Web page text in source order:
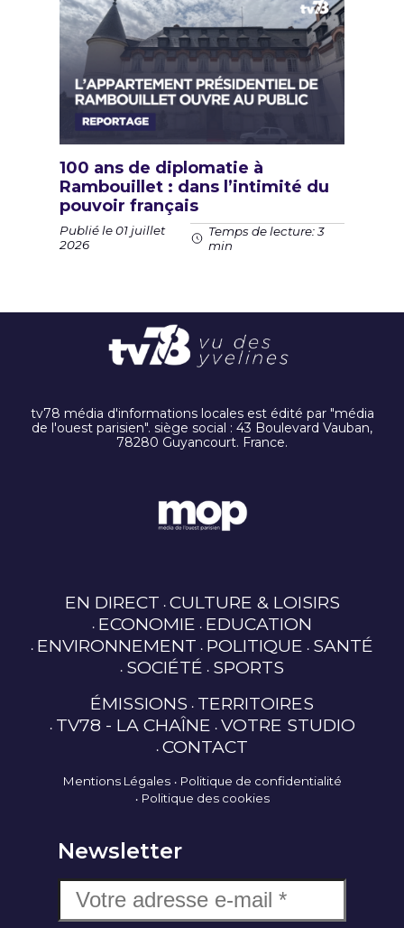
100 ans de diplomatie à
Rambouillet : dans l’intimité du
pouvoir français
Publié le 01 juillet
2026
Temps de lecture: 3
min
tv78 média d'informations locales est édité par "média
de l'ouest parisien". siège social : 43 Boulevard Vauban,
78280 Guyancourt. France.
EN DIRECT CULTURE & LOISIRS
ECONOMIE EDUCATION
ENVIRONNEMENT POLITIQUE SANTÉ
SOCIÉTÉ SPORTS
ÉMISSIONS TERRITOIRES
TV78 - LA CHAÎNE VOTRE STUDIO
CONTACT
Mentions Légales
Politique de confidentialité
Politique des cookies
Newsletter